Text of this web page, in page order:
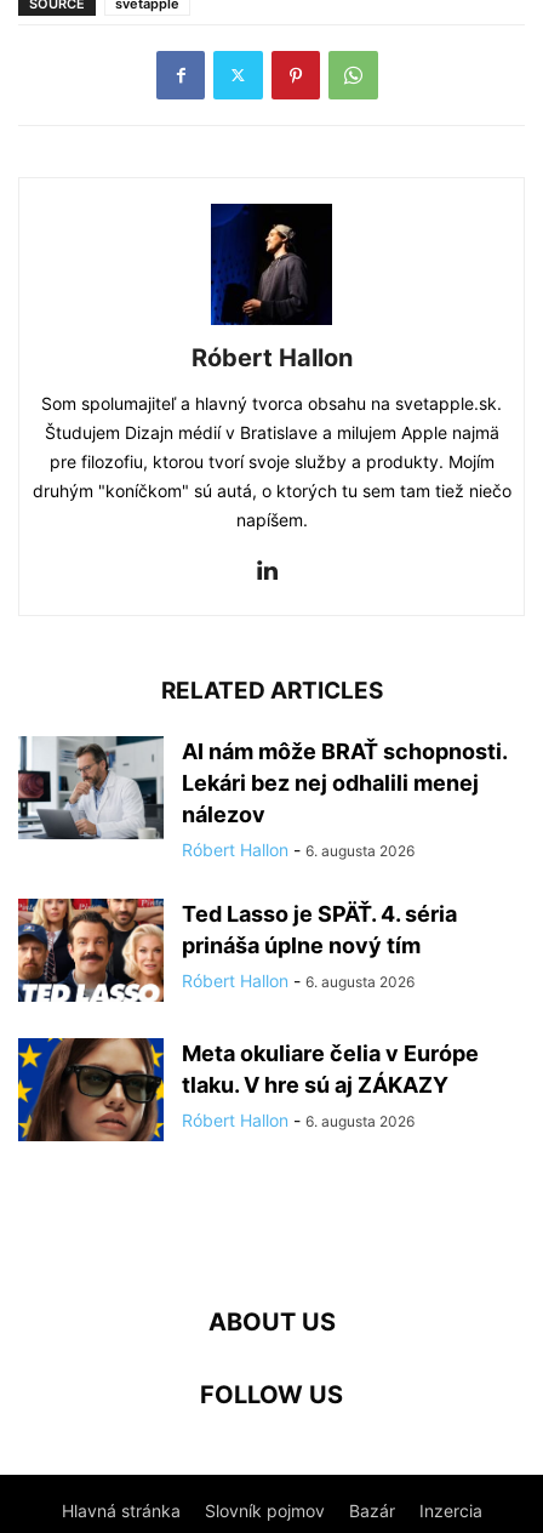
Róbert Hallon
Som spolumajiteľ a hlavný tvorca obsahu na svetapple.sk.
Študujem Dizajn médií v Bratislave a milujem Apple najmä
pre filozofiu, ktorou tvorí svoje služby a produkty. Mojím
druhým "koníčkom" sú autá, o ktorých tu sem tam tiež niečo
napíšem.
RELATED ARTICLES
AI nám môže BRAŤ schopnosti.
Lekári bez nej odhalili menej
nálezov
Róbert Hallon - 6. augusta 2026
Ted Lasso je SPÄŤ. 4. séria
prináša úplne nový tím
Róbert Hallon - 6. augusta 2026
Meta okuliare čelia v Európe
tlaku. V hre sú aj ZÁKAZY
Róbert Hallon - 6. augusta 2026
ABOUT US
FOLLOW US
Hlavná stránka Slovník pojmov Bazár Inzercia